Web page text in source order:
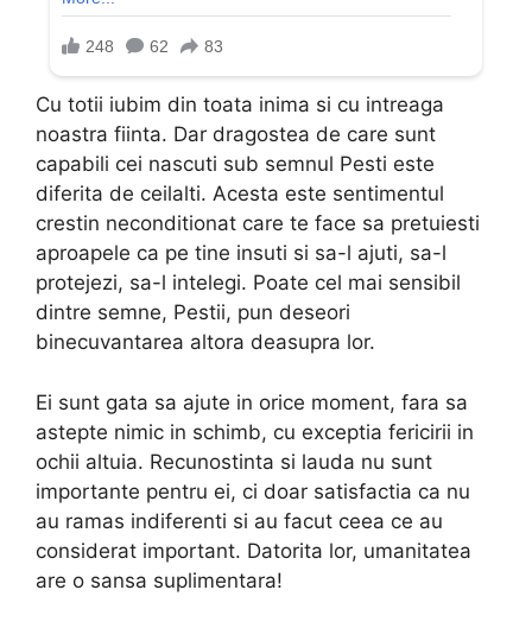
Cu totii iubim din toata inima si cu intreaga
noastra fiinta. Dar dragostea de care sunt
capabili cei nascuti sub semnul Pesti este
diferita de ceilalti. Acesta este sentimentul
crestin neconditionat care te face sa pretuiesti
aproapele ca pe tine insuti si sa-l ajuti, sa-l
protejezi, sa-l intelegi. Poate cel mai sensibil
dintre semne, Pestii, pun deseori
binecuvantarea altora deasupra lor.
Ei sunt gata sa ajute in orice moment, fara sa
astepte nimic in schimb, cu exceptia fericirii in
ochii altuia. Recunostinta si lauda nu sunt
importante pentru ei, ci doar satisfactia ca nu
au ramas indiferenti si au facut ceea ce au
considerat important. Datorita lor, umanitatea
are o sansa suplimentara!